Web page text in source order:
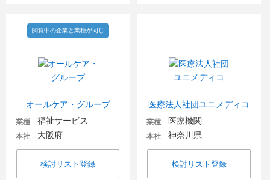
オールケア・グループ
閲覧中の企業と業種が同じ
業種 福祉サービス
本社 大阪府
検討リスト登録
医療法人社団ユニメディコ
業種 医療機関
本社 神奈川県
検討リスト登録